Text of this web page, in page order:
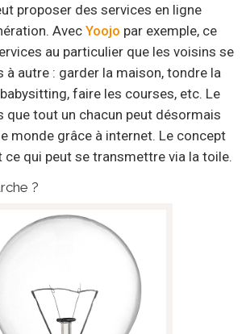
proposer des services en ligne
Avec Yoojo par exemple, ce
au particulier que les voisins se
à autre : garder la maison, tondre la
faire les courses, etc. Le
que tout un chacun peut désormais
monde grâce à internet. Le concept
qui peut se transmettre via la toile.
?